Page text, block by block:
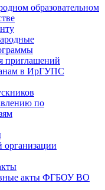
образовательном
приглашений
в ИрГУПС
по
организации
акты ФГБОУ ВО